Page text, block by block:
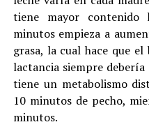
tiene mayor contenido
minutos empieza a
grasa, la cual hace que
lactancia siempre debería
tiene un metabolismo
10 minutos de pecho,
minutos.